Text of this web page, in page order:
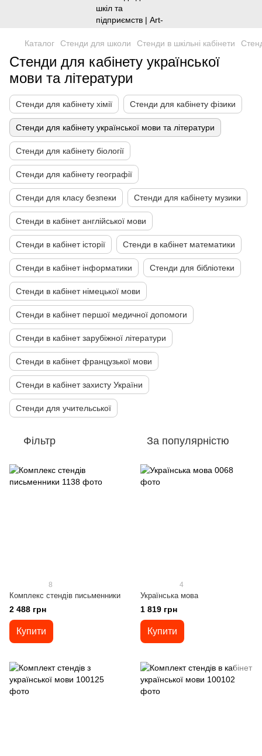
Каталог Стенди для школи Стенди в шкільні кабінети
Стенди для кабінету української
мови та літератури
Стенди для кабінету хімії Стенди для кабінету фізики
Стенди для кабінету української мови та літератури
Стенди для кабінету біології
Стенди для кабінету географії
Стенди для класу безпеки Стенди для кабінету музики
Стенди в кабінет англійської мови
Стенди в кабінет історії Стенди в кабінет математики
Стенди в кабінет інформатики Стенди для бібліотеки
Стенди в кабінет німецької мови
Стенди в кабінет першої медичної допомоги
Стенди в кабінет зарубіжної літератури
Стенди в кабінет французької мови
Стенди в кабінет захисту України
Стенди для учительської
Фільтр За популярністю
8
Комплекс стендів письменники
2 488 грн
Купити
4
Українська мова
1 819 грн
Купити